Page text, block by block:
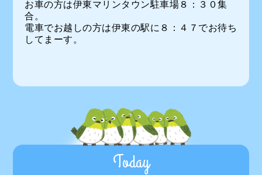
お車の方は伊東マリンタウン駐車場８：３０集
合。
電車でお越しの方は伊東の駅に８：４７でお待ち
してまーす。
Today